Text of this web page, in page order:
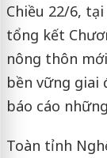
Chiều 22/6,
tổng kết
nông thôn
bền vững giai
báo cáo
Toàn tỉnh